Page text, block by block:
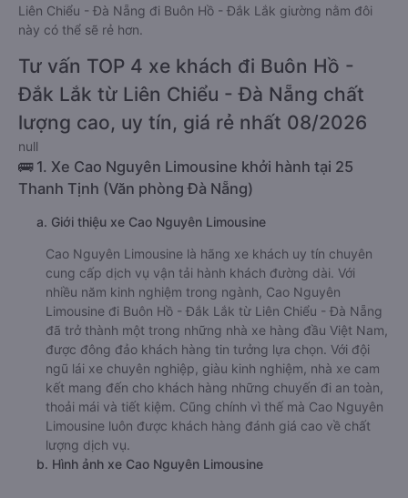
Liên Chiểu - Đà Nẵng đi Buôn Hồ - Đắk Lắk giường nằm đôi
này có thể sẽ rẻ hơn.
Tư vấn TOP 4 xe khách đi Buôn Hồ -
Đắk Lắk từ Liên Chiểu - Đà Nẵng chất
lượng cao, uy tín, giá rẻ nhất 08/2026
null
🚌 1. Xe Cao Nguyên Limousine khởi hành tại 25
Thanh Tịnh (Văn phòng Đà Nẵng)
a. Giới thiệu xe Cao Nguyên Limousine
Cao Nguyên Limousine là hãng xe khách uy tín chuyên
cung cấp dịch vụ vận tải hành khách đường dài. Với
nhiều năm kinh nghiệm trong ngành, Cao Nguyên
Limousine đi Buôn Hồ - Đắk Lắk từ Liên Chiểu - Đà Nẵng
đã trở thành một trong những nhà xe hàng đầu Việt Nam,
được đông đảo khách hàng tin tưởng lựa chọn. Với đội
ngũ lái xe chuyên nghiệp, giàu kinh nghiệm, nhà xe cam
kết mang đến cho khách hàng những chuyến đi an toàn,
thoải mái và tiết kiệm. Cũng chính vì thế mà Cao Nguyên
Limousine luôn được khách hàng đánh giá cao về chất
lượng dịch vụ.
b. Hình ảnh xe Cao Nguyên Limousine